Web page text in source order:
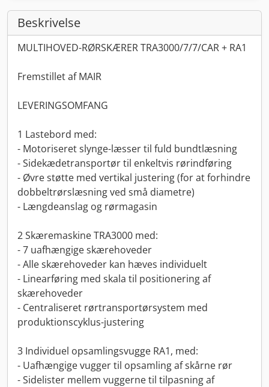
Beskrivelse
MULTIHOVED-RØRSKÆRER TRA3000/7/7/CAR + RA1
Fremstillet af MAIR
LEVERINGSOMFANG
1 Lastebord med:
- Motoriseret slynge-læsser til fuld bundtlæsning
- Sidekædetransportør til enkeltvis rørindføring
- Øvre støtte med vertikal justering (for at forhindre
dobbeltrørslæsning ved små diametre)
- Længdeanslag og rørmagasin
2 Skæremaskine TRA3000 med:
- 7 uafhængige skærehoveder
- Alle skærehoveder kan hæves individuelt
- Linearføring med skala til positionering af
skærehoveder
- Centraliseret rørtransportørsystem med
produktionscyklus-justering
3 Individuel opsamlingsvugge RA1, med:
- Uafhængige vugger til opsamling af skårne rør
- Sidelister mellem vuggerne til tilpasning af